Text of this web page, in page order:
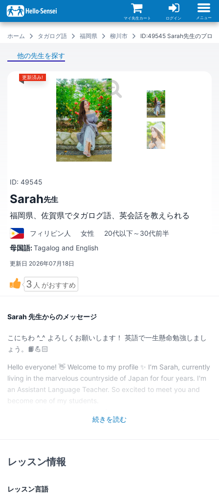
イ
ン
コ
マイ先生カート ログイン メニュー
ホーム タガログ語 福岡県 柳川市 ID:49545 Sarah先生のプロ
他の先生を探す
更新済み!
ID: 49545
Sarah先生
福岡県、佐賀県でタガログ語、英会話を教えられる
フィリピン 人 女性
20代以下～30代前半
母国語:Tagalog and English
更新日 2026年07月18日
3 人 がおすすめ
Sarah 先生からのメッセージ
こにちわ ^_^ よろしくお願いします！ 英語で一生懸命勉強しまし
ょう。📙💪🏻
Hello everyone! 👋 Welcome to my profile ✨ I’m Sarah, currently
living in the marvelous countryside of Japan for four years. I'm
an Assistant Language Teacher. So excited to meet you and
become one of my students.
you in advance for your support. 👩🏼‍🏫🙏
続きを読む
レッスン情報
レッスン言語